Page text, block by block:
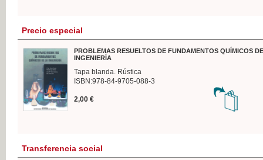
Precio especial
PROBLEMAS RESUELTOS DE FUNDAMENTOS QUÍMICOS
INGENIERÍA
Tapa blanda. Rústica
ISBN:978-84-9705-088-3
2,00 €
Transferencia social